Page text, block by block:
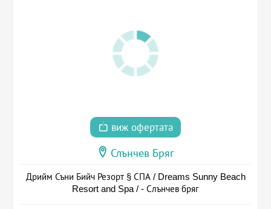
виж офертата
Слънчев Бряг
Дрийм Съни Бийч Резорт § СПА / Dreams Sunny Beach
Resort and Spa / - Слънчев бряг